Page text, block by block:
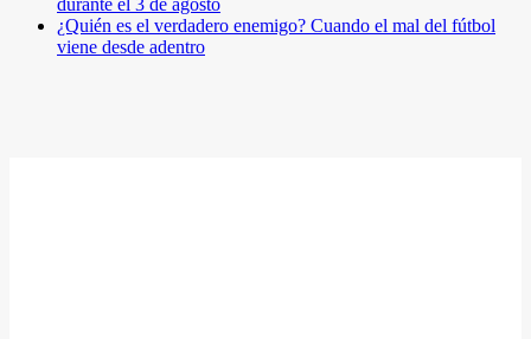
durante el 3 de agosto
¿Quién es el verdadero enemigo? Cuando el mal del fútbol
viene desde adentro